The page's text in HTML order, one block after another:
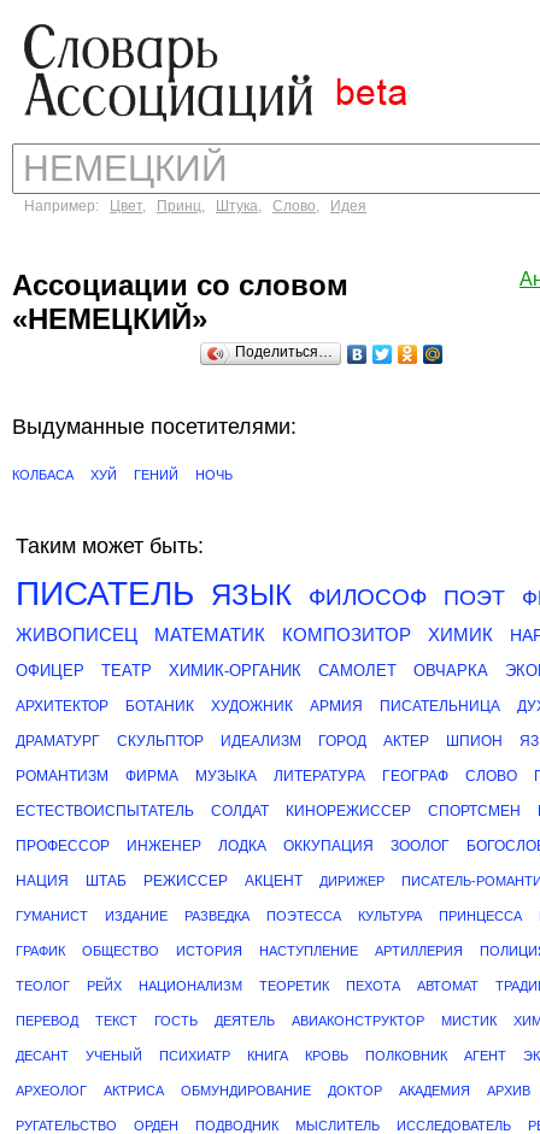
Например: Цвет, Принц, Штука, Слово, Идея
Ассоциации со словом
«НЕМЕЦКИЙ»
Поделиться…
Выдуманные посетителями:
КОЛБАСА ХУЙ ГЕНИЙ НОЧЬ
Таким может быть:
ПИСАТЕЛЬ ЯЗЫК ФИЛОСОФ ПОЭТ
ЖИВОПИСЕЦ МАТЕМАТИК КОМПОЗИТОР ХИМИК
ОФИЦЕР ТЕАТР ХИМИК-ОРГАНИК САМОЛЕТ ОВЧАРКА
АРХИТЕКТОР БОТАНИК ХУДОЖНИК АРМИЯ ПИСАТЕЛЬНИЦА
ДРАМАТУРГ СКУЛЬПТОР ИДЕАЛИЗМ ГОРОД АКТЕР ШПИОН
РОМАНТИЗМ ФИРМА МУЗЫКА ЛИТЕРАТУРА ГЕОГРАФ СЛОВО
ЕСТЕСТВОИСПЫТАТЕЛЬ СОЛДАТ КИНОРЕЖИССЕР СПОРТСМЕН
ПРОФЕССОР ИНЖЕНЕР ЛОДКА ОККУПАЦИЯ ЗООЛОГ
НАЦИЯ ШТАБ РЕЖИССЕР АКЦЕНТ ДИРИЖЕР ПИСАТЕЛЬ-
ГУМАНИСТ ИЗДАНИЕ РАЗВЕДКА ПОЭТЕССА КУЛЬТУРА ПРИНЦЕССА
ГРАФИК ОБЩЕСТВО ИСТОРИЯ НАСТУПЛЕНИЕ АРТИЛЛЕРИЯ
ТЕОЛОГ РЕЙХ НАЦИОНАЛИЗМ ТЕОРЕТИК ПЕХОТА АВТОМАТ
ПЕРЕВОД ТЕКСТ ГОСТЬ ДЕЯТЕЛЬ АВИАКОНСТРУКТОР МИСТИК
ДЕСАНТ УЧЕНЫЙ ПСИХИАТР КНИГА КРОВЬ ПОЛКОВНИК АГЕНТ
АРХЕОЛОГ АКТРИСА ОБМУНДИРОВАНИЕ ДОКТОР АКАДЕМИЯ АРХИВ
РУГАТЕЛЬСТВО ОРДЕН ПОДВОДНИК МЫСЛИТЕЛЬ ИССЛЕДОВАТЕЛЬ